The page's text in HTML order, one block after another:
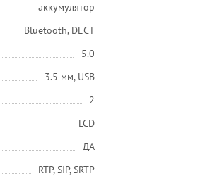
аккумулятор
Bluetooth, DECT
5.0
3.5 мм, USB
2
LCD
ДА
RTP, SIP, SRTP